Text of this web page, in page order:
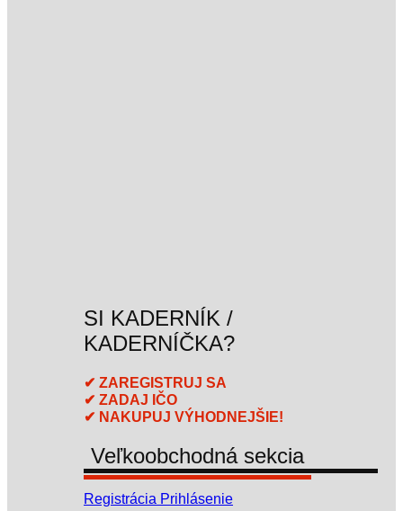
SI KADERNÍK /
KADERNÍČKA?
✔ ZAREGISTRUJ SA
✔ ZADAJ IČO
✔ NAKUPUJ VÝHODNEJŠIE!
Veľkoobchodná sekcia
Registrácia Prihlásenie